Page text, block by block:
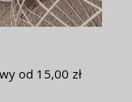
od 15,00 zł